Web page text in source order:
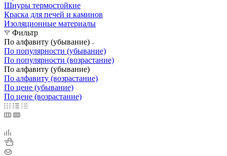
Шнуры термостойкие
Краска для печей и каминов
Изоляционные материалы
Фильтр
По алфавиту (убывание)
По популярности (убывание)
По популярности (возрастание)
По алфавиту (убывание)
По алфавиту (возрастание)
По цене (убывание)
По цене (возрастание)